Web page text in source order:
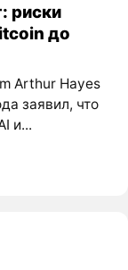
риски
до
Arthur Hayes
заявил, что
и...